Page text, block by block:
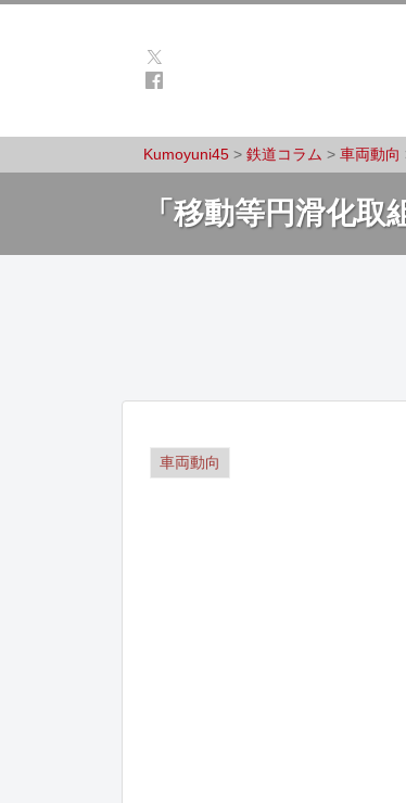
Kumoyuni45 > 鉄道コラム > 車両動向
「移動等円滑化
車両動向